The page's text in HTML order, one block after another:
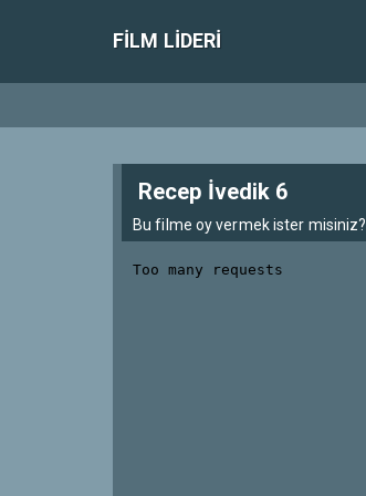
FILM LIDERI
Recep İvedik 6
Bu filme oy vermek ister misiniz?